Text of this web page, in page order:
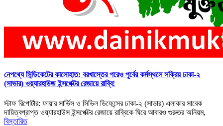
নেপথ্যে সিন্ডিকেটের কালোহাত: বরখাস্তের পরেও পূর্বের কর্মস্থলে সক্রিয় ঢাকা-২
(সাভার) ওয়্যারহাউজ ইন্সপেক্টর রেজায়ে রাব্বি!
স্টাফ রিপোর্টার: ফায়ার সার্ভিস ও সিভিল ডিফেন্সের ঢাকা-২ (সাভার) এলাকার সাবেক
দায়িত্বপ্রাপ্ত ওয়্যারহাউস ইন্সপেক্টর রেজায়ে রাব্বিকে ঘিরে আবারও গুরুতর অনিয়ম,
বিস্তারিত